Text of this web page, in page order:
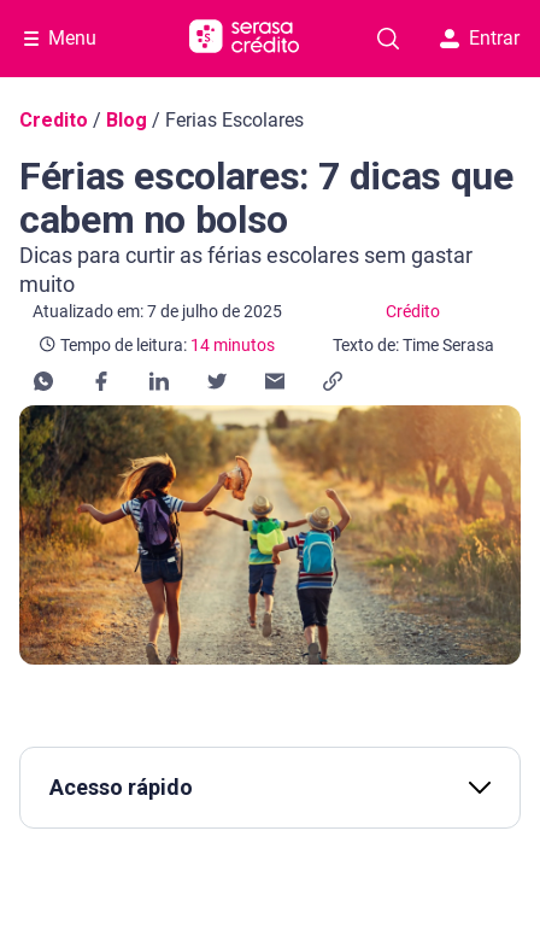
Menu Entrar
Navegação do blog
Credito / Blog / Ferias Escolares
Férias escolares: 7 dicas que
cabem no bolso
Dicas para curtir as férias escolares sem gastar
muito
Atualizado em: 7 de julho de 2025 Crédito
Categoria Crédito
Tempo de leitura: 14 minutos
Tempo de leitura: 14 minutos
Texto de: Time Serasa
Acesso rápido